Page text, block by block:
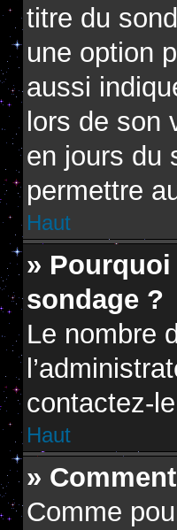
titre du
une option
aussi
lors de son
en jours du
permettre
Haut
»
sondage ?
Le nombre
contactez-
Haut
»
Comme